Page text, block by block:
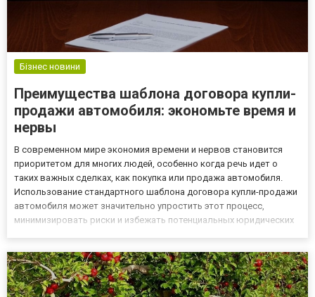
Бізнес новини
Преимущества шаблона договора купли-
продажи автомобиля: экономьте время и
нервы
В современном мире экономия времени и нервов становится
приоритетом для многих людей, особенно когда речь идет о
таких важных сделках, как покупка или продажа автомобиля.
Использование стандартного шаблона договора купли-продажи
автомобиля может значительно упростить этот процесс,
минимизировать риски и избежать потенциальных юридических
Эконо...